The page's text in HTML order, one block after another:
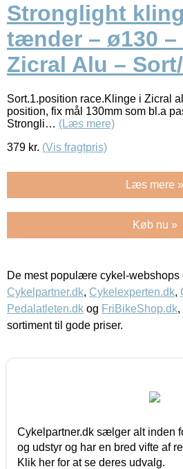
Stronglight
tænder – ø130 –
Zicral Alu –
Sort.1.position race.Klinge i Zicral
position, fix mål 130mm som bl.a
Strongli… (Læs mere)
379 kr. (Vis fragtpris)
Læs mere »
Køb nu »
De mest populære cykel-webshops
Cykelpartner.dk, Cykelexperten.dk,
Pedalatleten.dk og FriBikeShop.dk,
sortiment til gode priser.
Cykelpartner.dk sælger alt inden
og udstyr og har en bred vifte af
Klik her for at se deres udvalg.